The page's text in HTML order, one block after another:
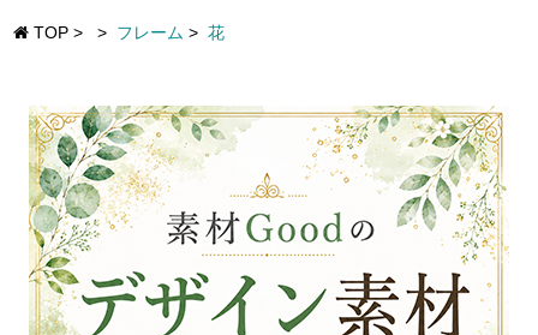
TOP > > フレーム > 花